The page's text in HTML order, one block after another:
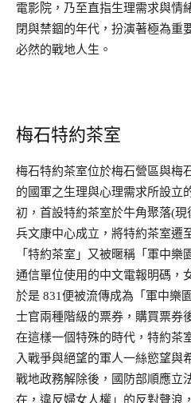
電影院，乃至直指生理需求與情
閉與禁錮的年代，扮演著極為重
必然的戰地人生。
梅石特約茶室
梅石特約茶室位於梅石營區與梅
的國軍之生理與心理需求所設立
初，首設特約茶室於牛角聚落(
兵文康中心成立，將特約茶室遷
「特約茶室」又被暱稱「軍中
通信單位使用的中文電報明碼，
於是 831便被流傳成為「軍中樂
士官兩種階級的票券，購買票券
在這樣一個特殊的時代，特約茶
入戰爭與絕望的軍人一絲慾望與
戰地政務解除後，國防部順應立
在，違反婦女人權」的反對聲浪